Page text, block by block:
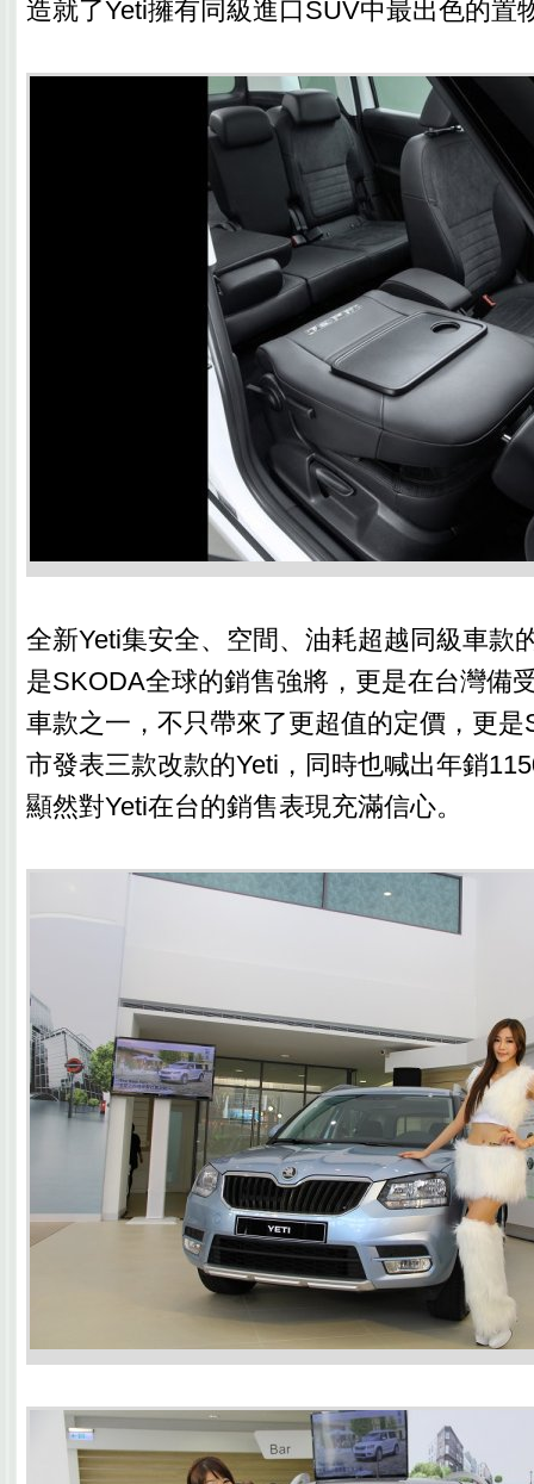
造就了Yeti擁有同級進口SUV中最出色的置
全新Yeti集安全、空間、油耗超越同級車款
是SKODA全球的銷售強將，更是在台灣備
車款之一，不只帶來了更超值的定價，更
市發表三款改款的Yeti，同時也喊出年銷
顯然對Yeti在台的銷售表現充滿信心。